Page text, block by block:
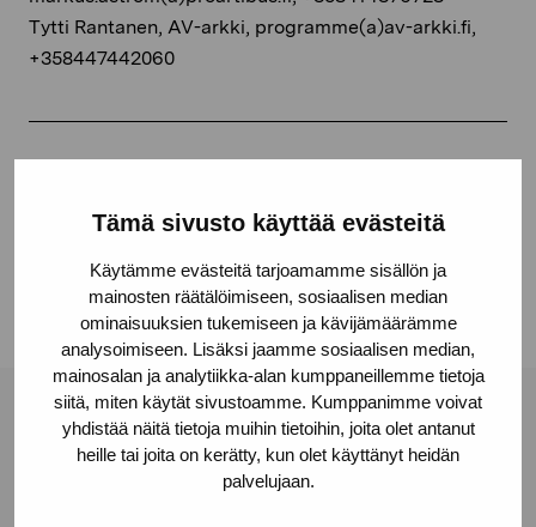
Tämä sivusto käyttää evästeitä
Käytämme evästeitä tarjoamamme sisällön ja
mainosten räätälöimiseen, sosiaalisen median
ominaisuuksien tukemiseen ja kävijämäärämme
analysoimiseen. Lisäksi jaamme sosiaalisen median,
mainosalan ja analytiikka-alan kumppaneillemme tietoja
siitä, miten käytät sivustoamme. Kumppanimme voivat
yhdistää näitä tietoja muihin tietoihin, joita olet antanut
heille tai joita on kerätty, kun olet käyttänyt heidän
palvelujaan.
Facebook
Linkedin
Tytti Rantanen, AV-arkki, programme(a)av-arkki.fi,
+358447442060
Pro Artibus -säätiö